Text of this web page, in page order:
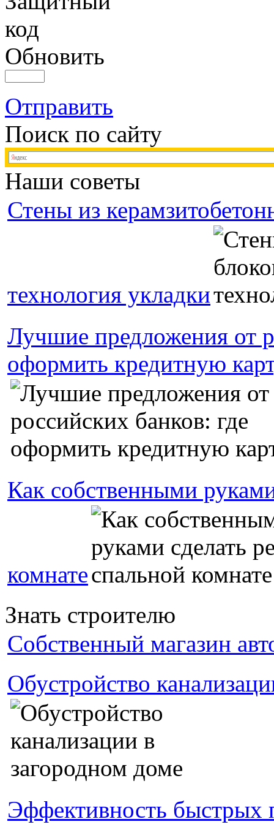
Обновить
Отправить
Поиск по сайту
Наши советы
Стены из
технология укладки
Лучшие предложения от
оформить кредитную
Как собственными
комнате
Знать строителю
Собственный магазин
Обустройство
Эффективность быстрых